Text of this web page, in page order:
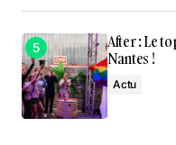
After : Le
Nantes !
Actu